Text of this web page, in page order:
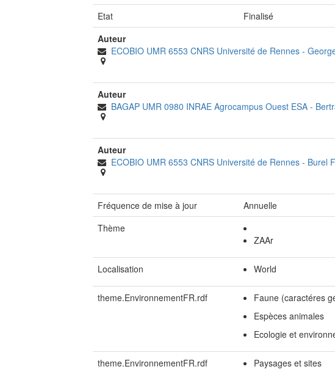
Etat
Finalisé
Auteur
ECOBIO UMR 6553 CNRS Université de Rennes -
Auteur
BAGAP UMR 0980 INRAE Agrocampus Ouest ESA -
Auteur
ECOBIO UMR 6553 CNRS Université de Rennes - Burel
Fréquence de mise à jour
Annuelle
Thème
ZAAr
Localisation World
theme.EnvironnementFR.rdf
Faune (caractéres
Espèces animales
Ecologie et
theme.EnvironnementFR.rdf Paysages et sites